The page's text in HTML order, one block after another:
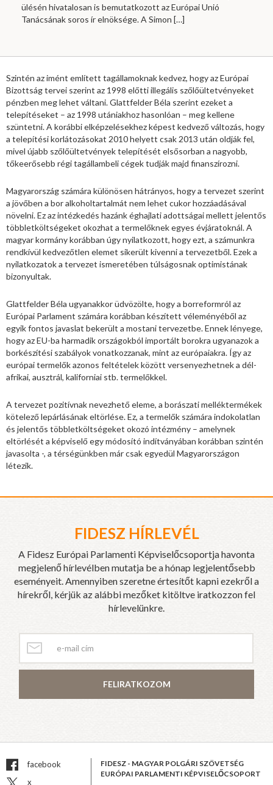
ülésén hivatalosan is bemutatkozott az Európai Unió
Tanácsának soros ír elnöksége. A Simon […]
Szintén az imént említett tagállamoknak kedvez, hogy az Európai
Bizottság tervei szerint az 1998 előtti illegális szőlőültetvényeket
pénzben meg lehet váltani. Glattfelder Béla szerint ezeket a
telepítéseket – az 1998 utániakhoz hasonlóan – meg kellene
szüntetni. A korábbi elképzelésekhez képest kedvező változás, hogy
a telepítési korlátozásokat 2010 helyett csak 2013 után oldják fel,
mivel újabb szőlőültetvények telepítését elsősorban a nagyobb,
tőkeerősebb régi tagállambeli cégek tudják majd finanszírozni.
Magyarország számára különösen hátrányos, hogy a tervezet szerint
a jövőben a bor alkoholtartalmát nem lehet cukor hozzáadásával
növelni. Ez az intézkedés hazánk éghajlati adottságai mellett jelentős
többletköltségeket okozhat a termelőknek egyes évjáratoknál. A
magyar kormány korábban úgy nyilatkozott, hogy ezt, a számunkra
rendkívül kedvezőtlen elemet sikerült kivenni a tervezetből. Ezek a
nyilatkozatok a tervezet ismeretében túlságosnak optimistának
bizonyultak.
Glattfelder Béla ugyanakkor üdvözölte, hogy a borreformról az
Európai Parlament számára korábban készített véleményéből az
egyik fontos javaslat bekerült a mostani tervezetbe. Ennek lényege,
hogy az EU-ba harmadik országokból importált borokra ugyanazok a
borkészítési szabályok vonatkozzanak, mint az európaiakra. Így az
európai termelők azonos feltételek között versenyezhetnek a dél-
afrikai, ausztrál, kaliforniai stb. termelőkkel.
A tervezet pozitívnak nevezhető eleme, a borászati melléktermékek
kötelező lepárlásának eltörlése. Ez, a termelők számára indokolatlan
és jelentős többletköltségeket okozó intézmény – amelynek
eltörlését a képviselő egy módosító indítványában korábban szintén
javasolta -, a térségünkben már csak egyedül Magyarországon
létezik.
FIDESZ HÍRLEVÉL
A Fidesz Európai Parlamenti Képviselőcsoportja havonta
megjelenő hírlevélben mutatja be a hónap legjelentősebb
eseményeit. Amennyiben szeretne értesítőt kapni ezekről a
hírekről, kérjük az alábbi mezőket kitöltve iratkozzon fel
hírlevelünkre.
FELIRATKOZOM
facebook
x
FIDESZ - MAGYAR POLGÁRI SZÖVETSÉG
EURÓPAI PARLAMENTI KÉPVISELŐCSOPORT